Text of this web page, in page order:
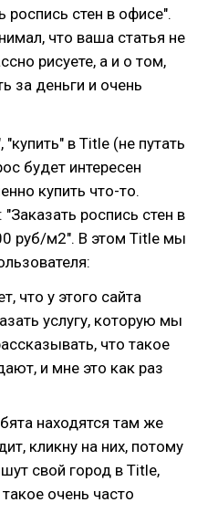
роспись стен в офисе".
что ваша статья не
рисуете, а и о том,
за деньги и очень
в Title (не путать
будет интересен
купить что-то.
роспись стен в
руб/м2". В этом Title мы
что у этого сайта
услугу, которую мы
что такое
и мне это как раз
находятся там же
кликну на них, потому
свой город в Title,
очень часто